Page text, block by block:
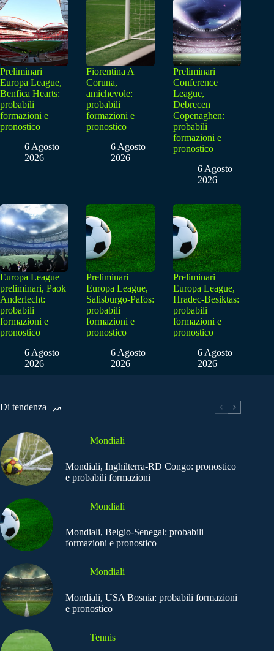
Preliminari
Europa League,
Benfica Hearts:
probabili
formazioni e
pronostico
6 Agosto
2026
Fiorentina A
Coruna,
amichevole:
probabili
formazioni e
pronostico
6 Agosto
2026
Preliminari
Conference
League,
Debrecen
Copenaghen:
probabili
formazioni e
pronostico
6 Agosto
2026
Europa League
preliminari, Paok
Anderlecht:
probabili
formazioni e
pronostico
6 Agosto
2026
Preliminari
Europa League,
Salisburgo-Pafos:
probabili
formazioni e
pronostico
6 Agosto
2026
Preliminari
Europa League,
Hradec-Besiktas:
probabili
formazioni e
pronostico
6 Agosto
2026
Di tendenza
Mondiali
Mondiali, Inghilterra-RD Congo: pronostico
e probabili formazioni
Mondiali
Mondiali, Belgio-Senegal: probabili
formazioni e pronostico
Mondiali
Mondiali, USA Bosnia: probabili formazioni
e pronostico
Tennis